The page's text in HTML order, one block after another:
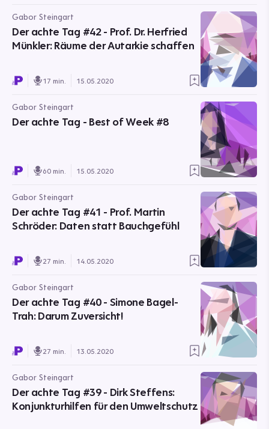
Gabor Steingart
Der achte Tag #42 - Prof. Dr. Herfried
Münkler: Räume der Autarkie schaffen
17 min. 15.05.2020
Gabor Steingart
Der achte Tag - Best of Week #8
60 min. 15.05.2020
Gabor Steingart
Der achte Tag #41 - Prof. Martin
Schröder: Daten statt Bauchgefühl
27 min. 14.05.2020
Gabor Steingart
Der achte Tag #40 - Simone Bagel-
Trah: Darum Zuversicht!
27 min. 13.05.2020
Gabor Steingart
Der achte Tag #39 - Dirk Steffens:
Konjunkturhilfen für den Umweltschutz